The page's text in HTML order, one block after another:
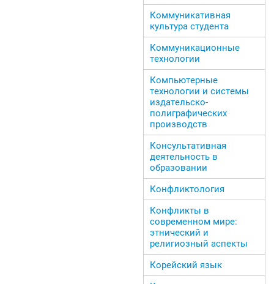
Коммуникативная
культура студента
Коммуникационные
технологии
Компьютерные
технологии и системы
издательско-
полиграфических
производств
Консультативная
деятельность в
образовании
Конфликтология
Конфликты в
современном мире:
этнический и
религиозный аспекты
Корейский язык